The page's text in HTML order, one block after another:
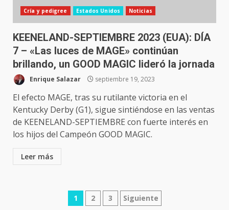
Cría y pedigree Estados Unidos Noticias
KEENELAND-SEPTIEMBRE 2023 (EUA): DÍA
7 – «Las luces de MAGE» continúan
brillando, un GOOD MAGIC lideró la jornada
Enrique Salazar septiembre 19, 2023
El efecto MAGE, tras su rutilante victoria en el
Kentucky Derby (G1), sigue sintiéndose en las ventas
de KEENELAND-SEPTIEMBRE con fuerte interés en
los hijos del Campeón GOOD MAGIC.
Leer más
Navegación
1 2 3 Siguiente